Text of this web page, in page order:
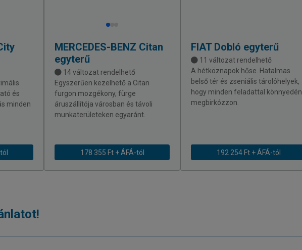
és
minden
MERCEDES-BENZ Citan
egyterű
14 változat rendelhető
Egyszerűen kezelhető a Citan
furgon mozgékony, fürge
áruszállítója városban és távoli
munkaterületeken egyaránt.
178 355 Ft + ÁFÁ-tól
FIATDobló egyterű
11 változat rendelhető
A hétköznapok hőse. Hatalmas
belső tér és zseniális tárolóhelyek,
hogy minden feladattal könnyedén
megbirkózzon.
192 254 Ft + ÁFÁ-tól